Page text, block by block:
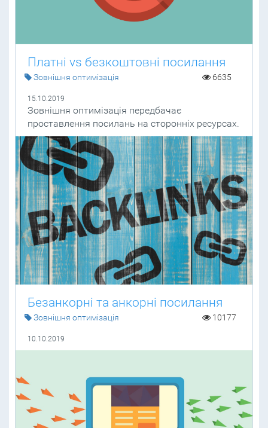
Платні vs безкоштовні посилання
Зовнішня оптимізація 6635
15.10.2019
Зовнішня оптимізація передбачає
проставлення посилань на сторонніх ресурсах.
Безанкорні та анкорні посилання
Зовнішня оптимізація 10177
10.10.2019